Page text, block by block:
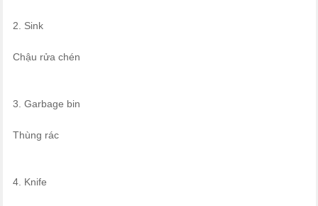
2. Sink
Chậu rửa chén
3. Garbage bin
Thùng rác
4. Knife